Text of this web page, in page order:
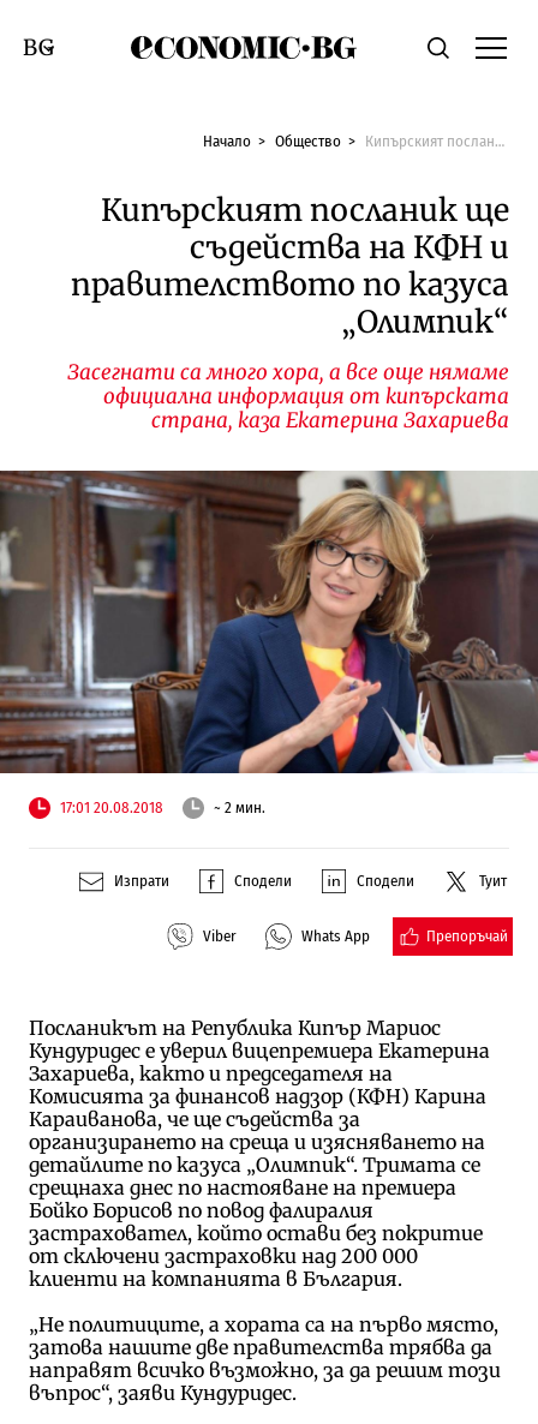
Economic.bgТърсене
Смяна на език
Начало Общество Кипърският посланик ще съдейства на КФН и правителството по казуса „Олимпик“
Кипърският посланик ще
съдейства на КФН и
правителството по казуса
„Олимпик“
Засегнати са много хора, а все още нямаме
официална информация от кипърската
страна, каза Екатерина Захариева
17:01 20.08.2018 ~ 2 мин.
Изпрати Сподели Сподели Туит
Viber Whats App Препоръчай
Посланикът на Република Кипър Мариос
Кундуридес е уверил вицепремиера Екатерина
Захариева, както и председателя на
Комисията за финансов надзор (КФН) Карина
Караиванова, че ще съдейства за
организирането на среща и изясняването на
детайлите по казуса „Олимпик“. Тримата се
срещнаха днес по настояване на премиера
Бойко Борисов по повод фалиралия
застраховател, който остави без покритие
от сключени застраховки над 200 000
клиенти на компанията в България.
„Не политиците, а хората са на първо място,
затова нашите две правителства трябва да
направят всичко възможно, за да решим този
въпрос“, заяви Кундуридес.